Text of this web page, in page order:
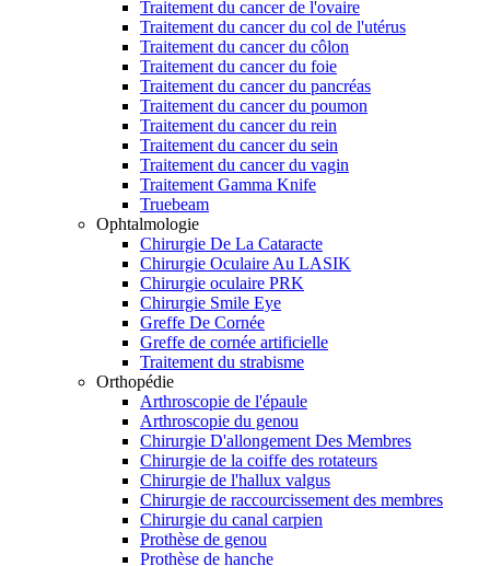
Traitement du cancer de l'ovaire
Traitement du cancer du col de l'utérus
Traitement du cancer du côlon
Traitement du cancer du foie
Traitement du cancer du pancréas
Traitement du cancer du poumon
Traitement du cancer du rein
Traitement du cancer du sein
Traitement du cancer du vagin
Traitement Gamma Knife
Truebeam
Ophtalmologie
Chirurgie De La Cataracte
Chirurgie Oculaire Au LASIK
Chirurgie oculaire PRK
Chirurgie Smile Eye
Greffe De Cornée
Greffe de cornée artificielle
Traitement du strabisme
Orthopédie
Arthroscopie de l'épaule
Arthroscopie du genou
Chirurgie D'allongement Des Membres
Chirurgie de la coiffe des rotateurs
Chirurgie de l'hallux valgus
Chirurgie de raccourcissement des membres
Chirurgie du canal carpien
Prothèse de genou
Prothèse de hanche